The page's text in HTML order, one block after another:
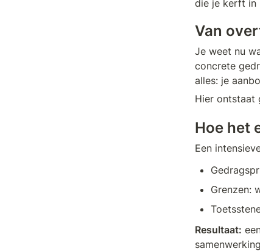
die je kerft in
Van
Je weet nu
concrete
alles: je
Hier ontstaat
Hoe het
Een
Grenzen:
Resultaat: